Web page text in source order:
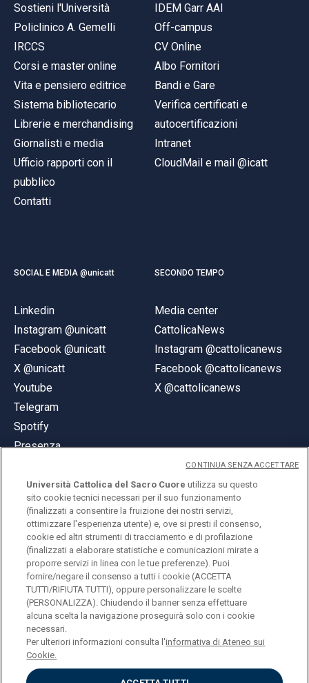
Sostieni l'Università
Policlinico A. Gemelli
IRCCS
Corsi e master online
Vita e pensiero editrice
Sistema bibliotecario
Librerie e merchandising
Giornalisti e media
Ufficio rapporti con il
pubblico
Contatti
IDEM Garr AAI
Off-campus
CV Online
Albo Fornitori
Bandi e Gare
Verifica certificati e
autocertificazioni
Intranet
CloudMail e mail @icatt
SOCIAL E MEDIA @unicatt
Linkedin
Instagram @unicatt
Facebook @unicatt
X @unicatt
Youtube
Telegram
Spotify
Presenza
SECONDO TEMPO
Media center
CattolicaNews
Instagram @cattolicanews
Facebook @cattolicanews
X @cattolicanews
© Università Cattolica del Sacro Cuore
Largo A. Gemelli 1, 20123 Milano
PI 02133120150
ENGLISH
Università Cattolica del Sacro Cuore utilizza su questo
sito cookie tecnici necessari per il suo funzionamento
(finalizzati a consentire la fruizione dei nostri servizi,
ottimizzare l'esperienza utente) e, ove si presti il consenso,
cookie ed altri strumenti di tracciamento e di profilazione
(finalizzati a elaborare statistiche e comunicazioni mirate a
proporre servizi in linea con le tue preferenze). Puoi
fornire/negare il consenso a tutti i cookie (ACCETTA
TUTTI/RIFIUTA TUTTI), oppure personalizzare le scelte
(PERSONALIZZA). Chiudendo il banner senza effettuare
alcuna scelta la navigazione proseguirà solo con i cookie
necessari.
Per ulteriori informazioni consulta l'informativa di Ateneo sui
Cookie.
CONTINUA SENZA ACCETTARE